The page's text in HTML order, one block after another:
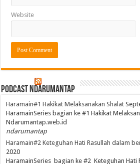
Website
PodCast NdaruMantap
Haramain#1 Hakikat Melaksanakan Shalat
HaramainSeries bagian ke #1 Hakikat
Ndarumantap.web.id
ndarumantap
Haramain#2 Keteguhan Hati Rasullah dalam
2020
HaramainSeries bagian ke #2 Keteguhan Hati